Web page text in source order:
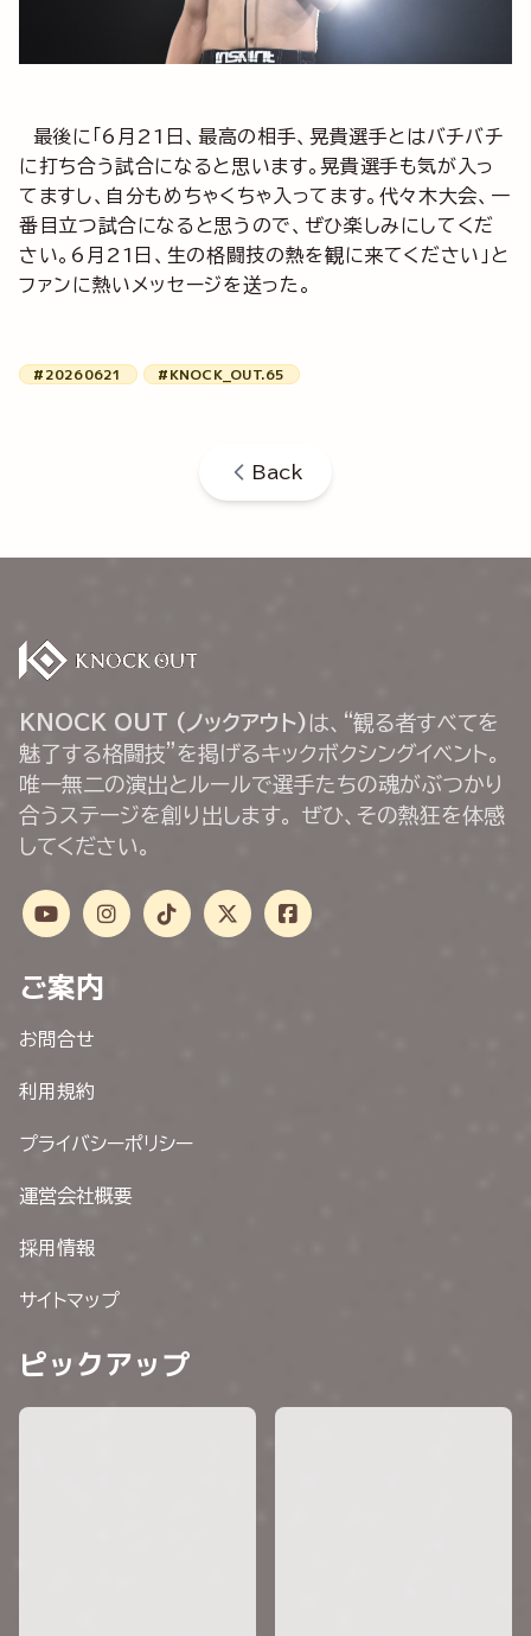
最後に「6月21日、最高の相手、晃貴選手とはバチバチ
に打ち合う試合になると思います。晃貴選手も気が入っ
てますし、自分もめちゃくちゃ入ってます。代々木大会、一
番目立つ試合になると思うので、ぜひ楽しみにしてくだ
さい。6月21日、生の格闘技の熱を観に来てください」と
ファンに熱いメッセージを送った。
#20260621 #KNOCK_OUT.65
Back
KNOCK OUT (ノックアウト) は、“観る者すべてを
魅了する格闘技”を掲げるキックボクシングイベント。
唯一無二の演出とルールで選手たちの魂がぶつかり
合うステージを創り出します。 ぜひ、その熱狂を体感
してください。
ご案内
お問合せ
利用規約
プライバシーポリシー
運営会社概要
採用情報
サイトマップ
ピックアップ